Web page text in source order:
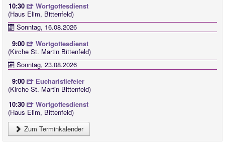
10:30
Wortgottesdienst
(Haus Elim, Bittenfeld)
Sonntag, 16.08.2026
9:00
Wortgottesdienst
(Kirche St. Martin Bittenfeld)
Sonntag, 23.08.2026
9:00
Eucharistiefeier
(Kirche St. Martin Bittenfeld)
10:30
Wortgottesdienst
(Haus Elim, Bittenfeld)
Zum Terminkalender